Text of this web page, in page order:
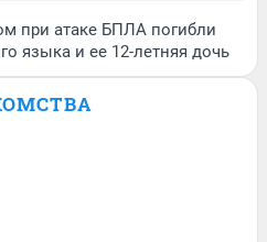
при атаке БПЛА погибли
языка и ее 12-летняя дочь